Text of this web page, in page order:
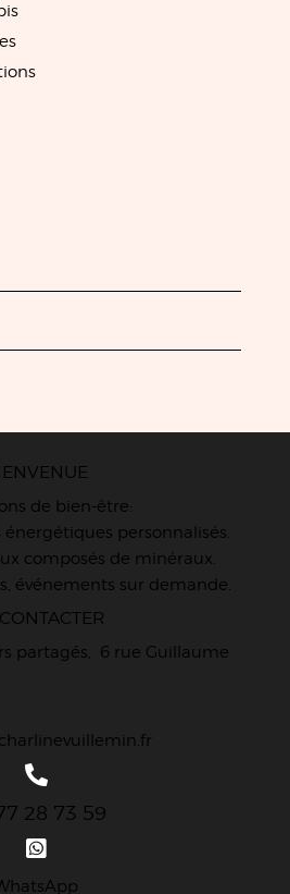
de bien-être:
énergétiques personnalisés.
composés de minéraux.
événements sur demande.
partagés, 6 rue Guillaume
28 73 59